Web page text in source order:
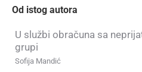
Od istog autora
U službi obračuna sa
grupi
Sofija Mandić